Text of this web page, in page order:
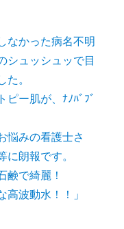
なかった病名不明
シュッシュッで目
。
ー肌が、ﾅﾉﾊﾞﾌﾞ
悩みの看護士さ
朗報です。
鹸で綺麗！
高波動水！！」